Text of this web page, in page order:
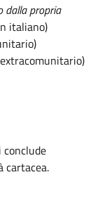
dalla propria
italiano)
cartacea.